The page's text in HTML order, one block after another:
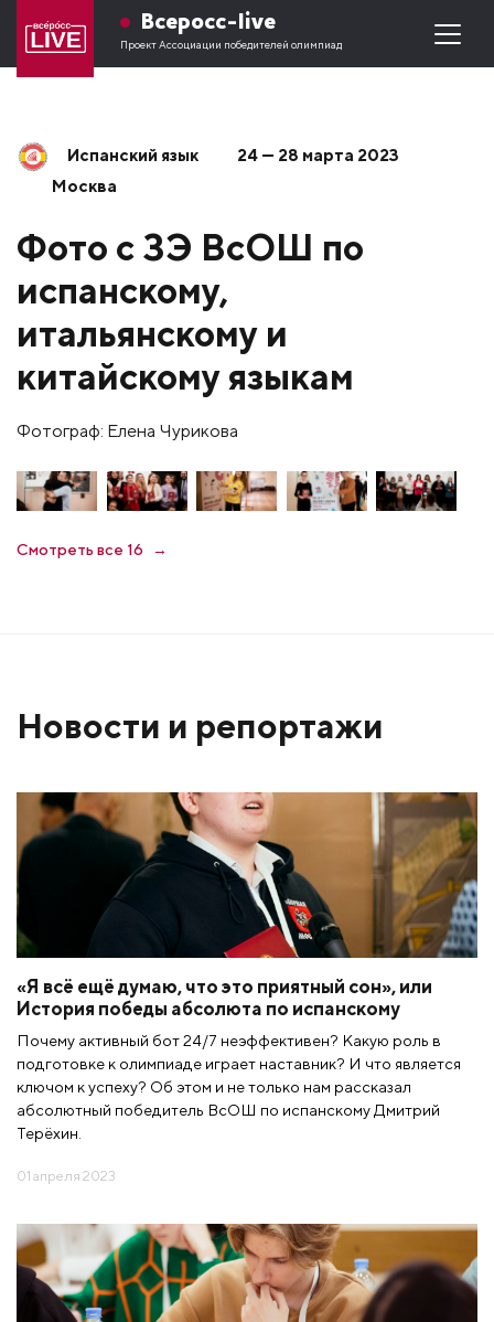
Всеросс-live
Проект Ассоциации победителей олимпиад
Испанский язык
24 — 28 марта 2023
Москва
Фото с ЗЭ ВсОШ по
испанскому,
итальянскому и
китайскому языкам
Фотограф: Елена Чурикова
Смотреть все 16
Новости и репортажи
«Я всё ещё думаю, что это приятный сон», или
История победы абсолюта по испанскому
Почему активный бот 24/7 неэффективен? Какую роль в
подготовке к олимпиаде играет наставник? И что является
ключом к успеху? Об этом и не только нам рассказал
абсолютный победитель ВсОШ по испанскому Дмитрий
Терёхин.
01 апреля 2023